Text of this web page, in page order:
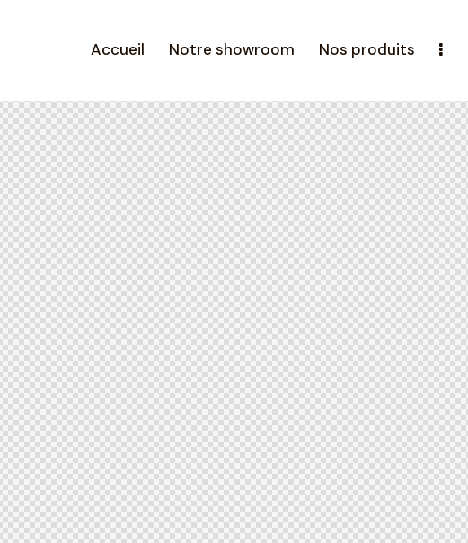
Accueil Notre showroom Nos produits